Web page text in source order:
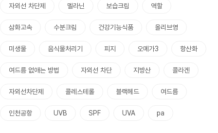
자외선 차단제 멜라닌 보습크림 역할
삼화고속 수분크림 건강기능식품 올리브영
미생물 음식물처리기 피지 오메가3 항산화
여드름 없애는 방법 자외선 차단 지방산 콜라겐
자외선차단제 콜레스테롤 블랙헤드 여드름
인천공항 UVB SPF UVA pa